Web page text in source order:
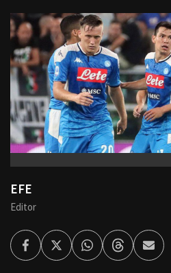
EFE
Editor
FacebookTwitterWhatsappThreadsEnviar
por